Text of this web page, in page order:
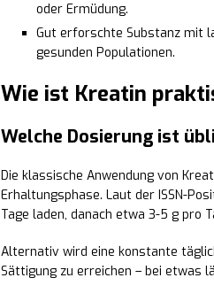
oder Ermüdung.
Gut erforschte Substanz mit
gesunden Populationen.
Wie ist Kreatin
Welche Dosierung ist
Die klassische Anwendung von
Erhaltungsphase. Laut der ISSN-
Tage laden, danach etwa 3-5 g pro
Alternativ wird eine konstante
Sättigung zu erreichen – bei etwas